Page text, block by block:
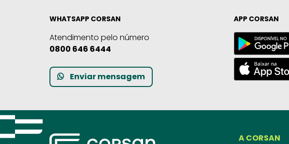
WHATSAPP CORSAN
Atendimento pelo número
0800 646 6444
Enviar mensagem
APP CORSAN
A CORSAN